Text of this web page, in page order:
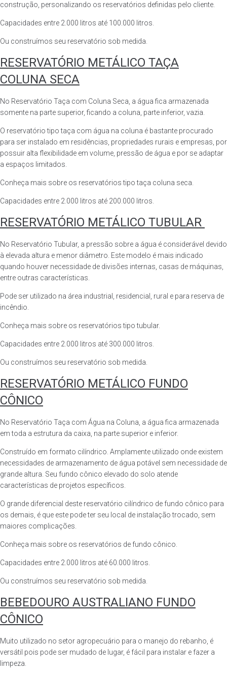
construção, personalizando os reservatórios definidas pelo cliente.
Capacidades entre 2.000 litros até 100.000 litros.
Ou construímos seu reservatório sob medida.
RESERVATÓRIO METÁLICO TAÇA
COLUNA SECA
No Reservatório Taça com Coluna Seca, a água fica armazenada
somente na parte superior, ficando a coluna, parte inferior, vazia.
O reservatório tipo taça com água na coluna é bastante procurado
para ser instalado em residências, propriedades rurais e empresas, por
possuir alta flexibilidade em volume, pressão de água e por se adaptar
a espaços limitados.
Conheça mais sobre os reservatórios tipo taça coluna seca.
Capacidades entre 2.000 litros até 200.000 litros.
RESERVATÓRIO METÁLICO TUBULAR
No Reservatório Tubular, a pressão sobre a água é considerável devido
à elevada altura e menor diâmetro. Este modelo é mais indicado
quando houver necessidade de divisões internas, casas de máquinas,
entre outras características.
Pode ser utilizado na área industrial, residencial, rural e para reserva de
incêndio.
Conheça mais sobre os reservatórios tipo tubular.
Capacidades entre 2.000 litros até 300.000 litros.
Ou construímos seu reservatório sob medida.
RESERVATÓRIO METÁLICO FUNDO
CÔNICO
No Reservatório Taça com Água na Coluna, a água fica armazenada
em toda a estrutura da caixa, na parte superior e inferior.
Construído em formato cilíndrico. Amplamente utilizado onde existem
necessidades de armazenamento de água potável sem necessidade de
grande altura. Seu fundo cônico elevado do solo atende
características de projetos específicos.
O grande diferencial deste reservatório cilíndrico de fundo cônico para
os demais, é que este pode ter seu local de instalação trocado, sem
maiores complicações.
Conheça mais sobre os reservatórios de fundo cônico.
Capacidades entre 2.000 litros até 60.000 litros.
Ou construímos seu reservatório sob medida.
BEBEDOURO AUSTRALIANO FUNDO
CÔNICO
Muito utilizado no setor agropecuário para o manejo do rebanho, é
versátil pois pode ser mudado de lugar, é fácil para instalar e fazer a
limpeza.